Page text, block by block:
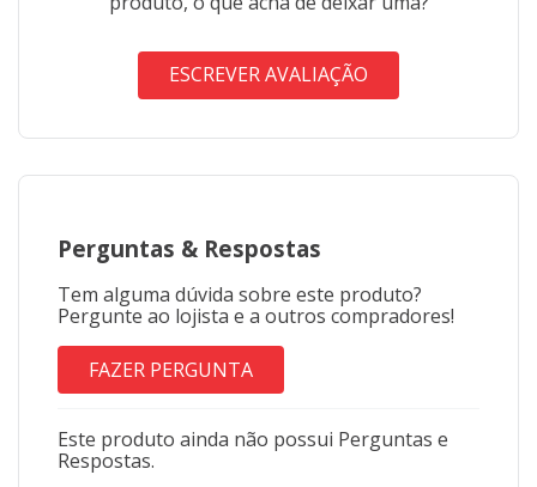
ESCREVER AVALIAÇÃO
Perguntas & Respostas
Tem alguma dúvida sobre este produto?
Pergunte ao lojista e a outros compradores!
FAZER PERGUNTA
Este produto ainda não possui Perguntas e
Respostas.